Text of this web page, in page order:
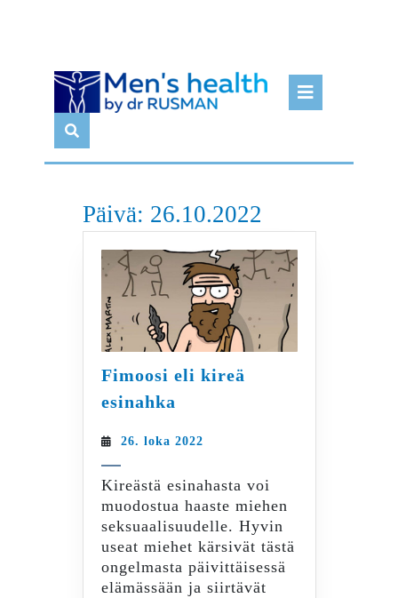
Skip
content
Päivä: 26.10.2022
Fimoosi eli kireä
esinahka
kireä
26. loka 202226.
2022
Kireästä esinahasta voi
muodostua haaste miehen
seksuaalisuudelle. Hyvin
useat miehet kärsivät tästä
ongelmasta päivittäisessä
elämässään ja siirtävät